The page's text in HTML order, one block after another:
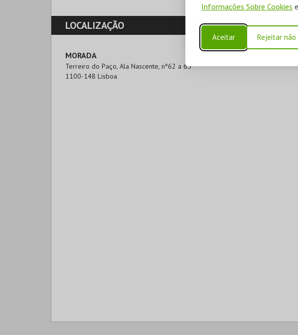
Informações Sobre Cookies e
Aceitar Rejeitar não
LOCALIZAÇÃO
MORADA
Terreiro do Paço, Ala Nascente, nº62 a 65
1100-148 Lisboa